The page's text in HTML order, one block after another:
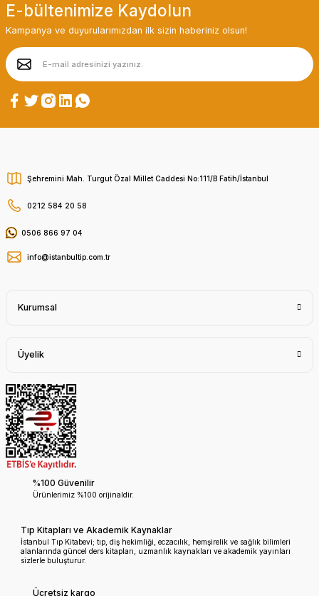
E-bültenimize Kaydolun
Kampanya ve duyurularımızdan ilk sizin haberiniz olsun!
Şehremini Mah. Turgut Özal Millet Caddesi No:111/B Fatih/İstanbul
0212 584 20 58
0506 866 97 04
info@istanbultip.com.tr
Kurumsal
Üyelik
%100 Güvenilir
Ürünlerimiz %100 orijinaldir.
Tıp Kitapları ve Akademik Kaynaklar
İstanbul Tıp Kitabevi; tıp, diş hekimliği, eczacılık, hemşirelik ve sağlık bilimleri
alanlarında güncel ders kitapları, uzmanlık kaynakları ve akademik yayınları
sizlerle buluşturur.
Ücretsiz kargo